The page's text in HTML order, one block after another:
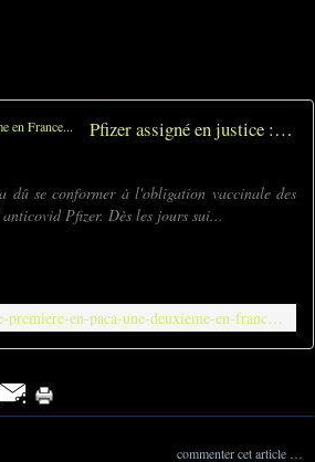
Pfizer assigné en justice : une première en PACA, une deuxième en France...
se conformer à l'obligation vaccinale des
Pfizer. Dès les jours sui...
https://ripostelaique.com/pfizer-assigne-en-justice-une-premiere-en-paca-une-deuxieme-en-france.html
commenter cet article